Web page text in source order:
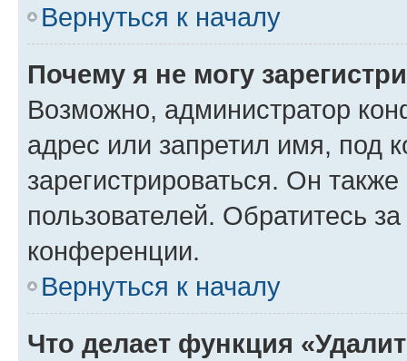
Вернуться к началу
Почему я не могу
Возможно, администратор
адрес или запретил имя, под
зарегистрироваться. Он
пользователей. Обратитесь
конференции.
Вернуться к началу
Что делает функция